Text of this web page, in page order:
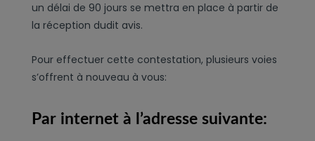
un délai de 90 jours se mettra en place à partir de
la réception dudit avis.
Pour effectuer cette contestation, plusieurs voies
s’offrent à nouveau à vous:
Par internet à l’adresse suivante: